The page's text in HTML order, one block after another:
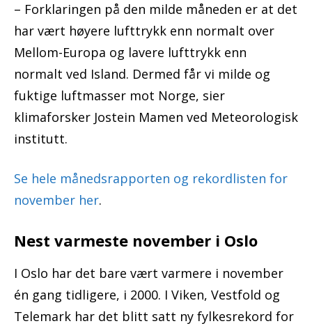
– Forklaringen på den milde måneden er at det
har vært høyere lufttrykk enn normalt over
Mellom-Europa og lavere lufttrykk enn
normalt ved Island. Dermed får vi milde og
fuktige luftmasser mot Norge, sier
klimaforsker Jostein Mamen ved Meteorologisk
institutt.
Se hele månedsrapporten og rekordlisten for
november her.
Nest varmeste november i Oslo
I Oslo har det bare vært varmere i november
én gang tidligere, i 2000. I Viken, Vestfold og
Telemark har det blitt satt ny fylkesrekord for